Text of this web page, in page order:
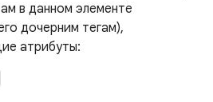
в данном элементе
дочерним тегам),
атрибуты: